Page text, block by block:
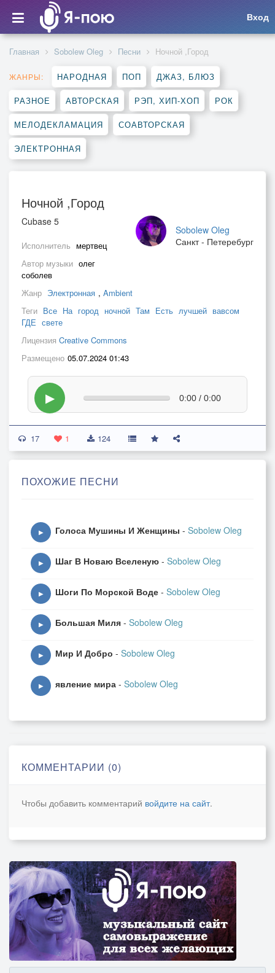
Вход
Главная Sobolew Oleg Песни Ночной ,Город
ЖАНРЫ: НАРОДНАЯ ПОП ДЖАЗ, БЛЮЗ
РАЗНОЕ АВТОРСКАЯ РЭП, ХИП-ХОП РОК
МЕЛОДЕКЛАМАЦИЯ СОАВТОРСКАЯ
ЭЛЕКТРОННАЯ
Ночной ,Город
Sobolew Oleg
Санкт - Петеребург
Cubase 5
Исполнитель мертвец
Автор музыки олег
соболев
Жанр Электронная , Ambient
Теги Все На город ночной Там Есть лучшей вавсом
ГДЕ свете
Лицензия Creative Commons
Размещено 05.07.2024 01:43
▶ 0:00 / 0:00
17 1 124
ПОХОЖИЕ ПЕСНИ
▶ Голоса Мушины И Женщины - Sobolew Oleg
▶ Шаг В Новаю Вселеную - Sobolew Oleg
▶ Шоги По Морской Воде - Sobolew Oleg
▶ Большая Миля - Sobolew Oleg
▶ Мир И Добро - Sobolew Oleg
▶ явление мира - Sobolew Oleg
КОММЕНТАРИИ (0)
Чтобы добавить комментарий войдите на сайт.